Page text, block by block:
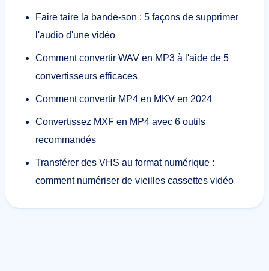
Faire taire la bande-son : 5 façons de supprimer
l'audio d'une vidéo
Comment convertir WAV en MP3 à l'aide de 5
convertisseurs efficaces
Comment convertir MP4 en MKV en 2024
Convertissez MXF en MP4 avec 6 outils
recommandés
Transférer des VHS au format numérique :
comment numériser de vieilles cassettes vidéo